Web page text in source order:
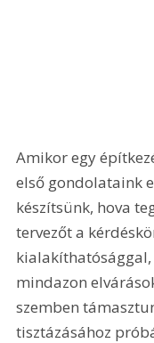
Amikor egy
első gondolataink
készítsünk, hova
tervezőt a
mindazon
szemben
tisztázásához